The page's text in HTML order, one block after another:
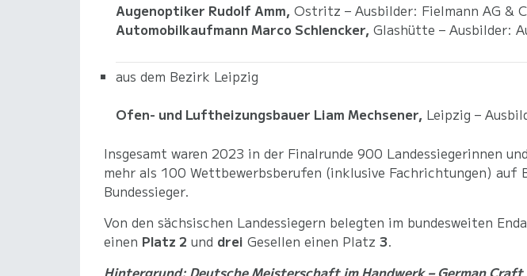
Augenoptiker Rudolf Amm, Ostritz – Ausbilder: Fielmann AG &
Automobilkaufmann Marco Schlencker, Glashütte – Ausbilder:
aus dem Bezirk Leipzig
Ofen- und Luftheizungsbauer Liam Mechsener, Leipzig –
Insgesamt waren 2023 in der Finalrunde 900 Landessiegerinnen
mehr als 100 Wettbewerbsberufen (inklusive Fachrichtungen) auf
Bundessieger.
Von den sächsischen Landessiegern belegten im bundesweiten
einen Platz 2 und drei Gesellen einen Platz 3.
Hintergrund: Deutsche Meisterschaft im Handwerk – German